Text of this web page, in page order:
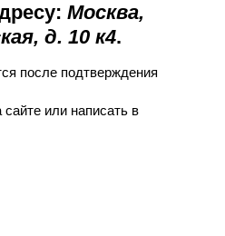
Москва,
д. 10 к4.
после подтверждения
или написать в